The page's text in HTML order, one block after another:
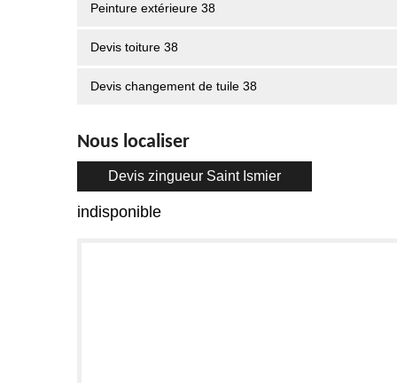
Peinture extérieure 38
Devis toiture 38
Devis changement de tuile 38
Nous localiser
Devis zingueur Saint Ismier
indisponible